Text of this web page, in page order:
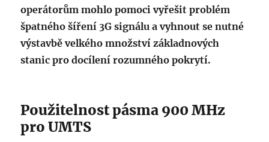
operátorům mohlo pomoci vyřešit problém
špatného šíření 3G signálu a vyhnout se nutné
výstavbě velkého množství základnových
stanic pro docílení rozumného pokrytí.
Použitelnost pásma 900 MHz
pro UMTS